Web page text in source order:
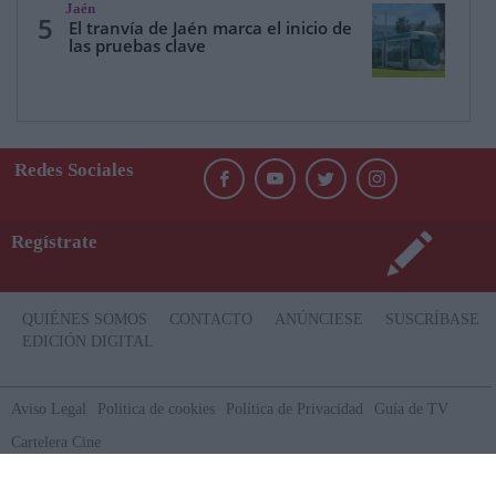
5
Jaén
El tranvía de Jaén marca el inicio de
las pruebas clave
Redes Sociales
Regístrate
QUIÉNES SOMOS CONTACTO ANÚNCIESE
SUSCRÍBASE
EDICIÓN DIGITAL
Aviso Legal Politica de cookies Política de Privacidad
Guía de TV
Cartelera Cine